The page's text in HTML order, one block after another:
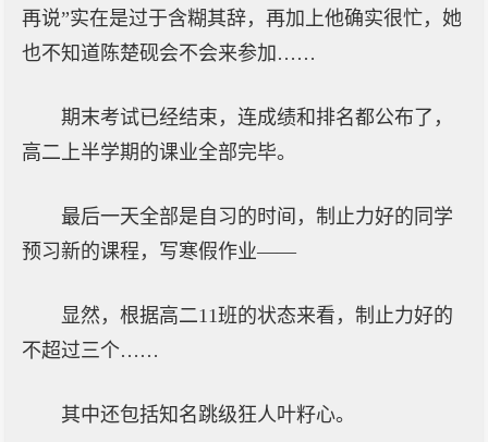
再说”实在是过于含糊其辞，再加上他确实很忙，她
也不知道陈楚砚会不会来参加……
期末考试已经结束，连成绩和排名都公布了，
高二上半学期的课业全部完毕。
最后一天全部是自习的时间，制止力好的同学
预习新的课程，写寒假作业——
显然，根据高二11班的状态来看，制止力好的
不超过三个……
其中还包括知名跳级狂人叶籽心。